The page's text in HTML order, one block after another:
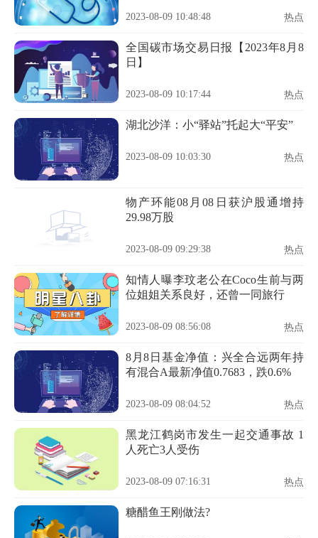
2023-08-09 10:48:48 热点
全国碳市场交易日报【2023年8月8
日】
2023-08-09 10:17:44 热点
湖北沙洋：小“驿站”托起大“平安”
2023-08-09 10:03:30 热点
物产环能08月08日获沪股通增持
29.98万股
2023-08-09 09:29:38 热点
知情人曝李玟老公在Coco生前与两
位姐姐关系良好，还曾一同旅行
2023-08-09 08:56:08 热点
8月8日基金净值：兴全合远两年持
有混合A最新净值0.7683，跌0.6%
2023-08-09 08:04:52 热点
黑龙江鹤岗市发生一起交通事故 1
人死亡3人受伤
2023-08-09 07:16:31 热点
糖醋鱼王刚做法?